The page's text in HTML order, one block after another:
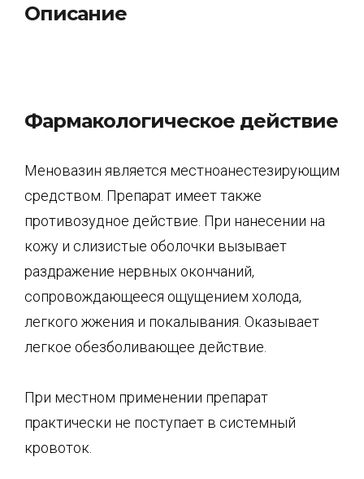
Описание
Фармакологическое действие
Меновазин является местноанестезирующим
средством. Препарат имеет также
противозудное действие. При нанесении на
кожу и слизистые оболочки вызывает
раздражение нервных окончаний,
сопровождающееся ощущением холода,
легкого жжения и покалывания. Оказывает
легкое обезболивающее действие.
При местном применении препарат
практически не поступает в системный
кровоток.